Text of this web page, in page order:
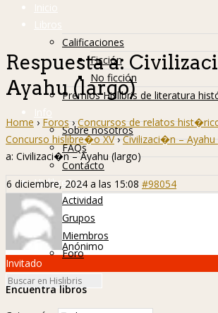
Inicio
Libros
Calificaciones
Ficción
No ficción
Premios Hislibris de literatura
Info
Sobre nosotros
FAQs
Contacto
Hislibreños
Actividad
Grupos
Miembros
Foro
Respuesta a:
Ayahu (largo)
Home › Foros › Concursos de relatos
Concurso hislibre�o XV › Civilizaci�n – Ayahu
a: Civilizaci�n – Ayahu (largo)
6 diciembre, 2024 a las 15:08 #98054
Anónimo
Invitado
Encuentra libros